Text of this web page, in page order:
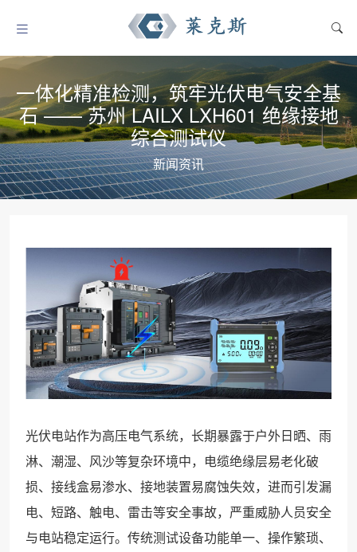
一体化精准检测，筑牢光伏电气安全基
石 —— 苏州 LAILX LXH601 绝缘接地
综合测试仪
新闻资讯
光伏电站作为高压电气系统，长期暴露于户外日晒、雨
淋、潮湿、风沙等复杂环境中，电缆绝缘层易老化破
损、接线盒易渗水、接地装置易腐蚀失效，进而引发漏
电、短路、触电、雷击等安全事故，严重威胁人员安全
与电站稳定运行。传统测试设备功能单一、操作繁琐、